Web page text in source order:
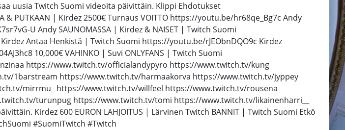
uusia Twitch Suomi videoita päivittäin. Klippi Ehdotukset
PUTKAAN | Kirdez 2500€ Turnaus VOITTO https://youtu.be/hr68qe_Bg7c Andy
U Andy SAUNOMASSA | Kirdez & NAISET | Twitch Suomi
Kirdez Antaa Henkistä | Twitch Suomi https://youtu.be/rJEObnDQO9c Kirdez
10,000€ VAHINKO | Suvi ONLYFANS | Twitch Suomi
https://www.twitch.tv/officialandypyro https://www.twitch.tv/kung
1barstream https://www.twitch.tv/harmaakorva https://www.twitch.tv/jyppey
mirrmu_ https://www.twitch.tv/willfeel https://www.twitch.tv/rousena
turunpug https://www.twitch.tv/tomi https://www.twitch.tv/likainenharri__
Kirdez 600 EURON LAHJOITUS | Lärvinen Twitch BANNIT | Twitch Suomi Etkö
#SuomiTwitch #Twitch